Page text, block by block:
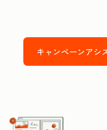
キャンペーンアシ